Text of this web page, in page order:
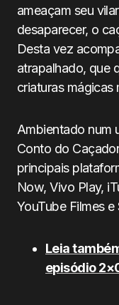
ameaçam seu
desaparecer, o
Desta vez
atrapalhado, que
criaturas mágicas
Ambientado num
Conto do
principais
Now, Vivo Play,
YouTube Filmes e
Leia
episódio